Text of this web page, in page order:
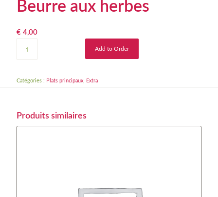
Beurre aux herbes
€4,00
Add to Order
Catégories : Plats principaux, Extra
Produits similaires